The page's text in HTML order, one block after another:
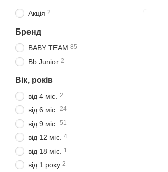
Акція 2
Бренд
BABY TEAM 85
Bb Junior 2
Вік, років
від 4 міс. 2
від 6 міс. 24
від 9 міс. 51
від 12 міс. 4
від 18 міс. 1
від 1 року 2